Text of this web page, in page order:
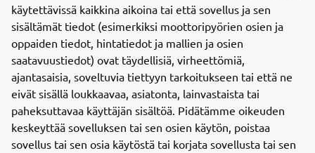
käytettävissä kaikkina aikoina tai että sovellus ja sen
sisältämät tiedot (esimerkiksi moottoripyörien osien ja
oppaiden tiedot, hintatiedot ja mallien ja osien
saatavuustiedot) ovat täydellisiä, virheettömiä,
ajantasaisia, soveltuvia tiettyyn tarkoitukseen tai että ne
eivät sisällä loukkaavaa, asiatonta, lainvastaista tai
paheksuttavaa käyttäjän sisältöä. Pidätämme oikeuden
keskeyttää sovelluksen tai sen osien käytön, poistaa
sovellus tai sen osia käytöstä tai korjata sovellusta tai sen